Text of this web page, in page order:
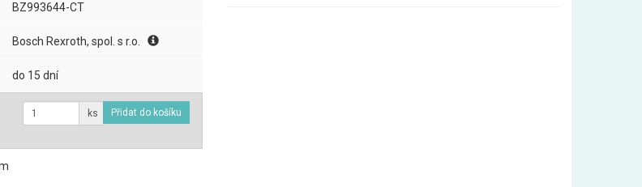
BZ993644-CT
Bosch Rexroth, spol. s r.o.
do 15 dní
ks